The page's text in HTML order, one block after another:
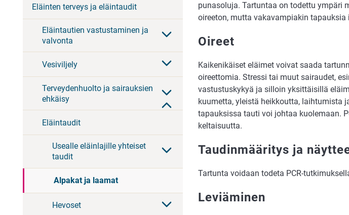
Eläinten terveys ja eläintaudit
Eläintautien vastustaminen ja
valvonta
Vesiviljely
Terveydenhuolto ja sairauksien
ehkäisy
Eläintaudit
Usealle eläinlajille yhteiset
taudit
Alpakat ja laamat
Hevoset
punasoluja. Tartuntaa on todettu ympäri
oireeton, mutta vakavampiakin tapauksia
Oireet
Kaikenikäiset eläimet voivat saada
oireettomia. Stressi tai muut sairaudet,
vastustuskykyä ja silloin yksittäisillä
kuumetta, yleistä heikkoutta, laihtumista
tapauksissa tauti voi johtaa kuolemaan.
keltaisuutta.
Taudinmääritys ja
Tartunta voidaan todeta PCR-
Leviäminen